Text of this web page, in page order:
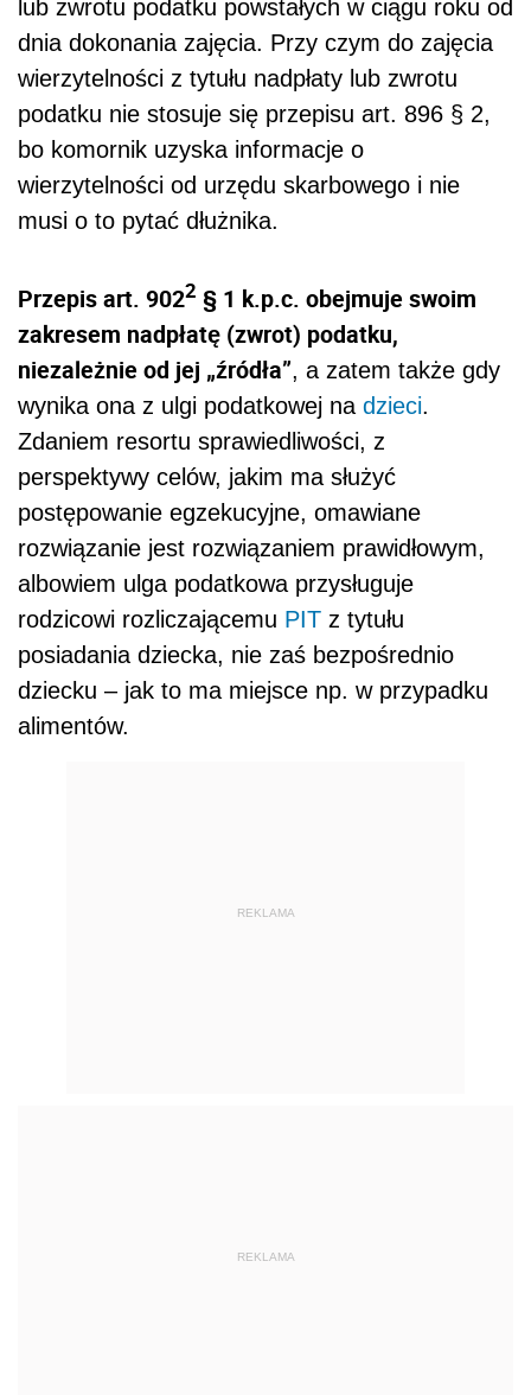
lub zwrotu podatku powstałych w ciągu roku od
dnia dokonania zajęcia. Przy czym do zajęcia
wierzytelności z tytułu nadpłaty lub zwrotu
podatku nie stosuje się przepisu art. 896 § 2,
bo komornik uzyska informacje o
wierzytelności od urzędu skarbowego i nie
musi o to pytać dłużnika.
Przepis art. 9022 § 1 k.p.c. obejmuje swoim
zakresem nadpłatę (zwrot) podatku,
niezależnie od jej „źródła”, a zatem także gdy
wynika ona z ulgi podatkowej na dzieci.
Zdaniem resortu sprawiedliwości, z
perspektywy celów, jakim ma służyć
postępowanie egzekucyjne, omawiane
rozwiązanie jest rozwiązaniem prawidłowym,
albowiem ulga podatkowa przysługuje
rodzicowi rozliczającemu PIT z tytułu
posiadania dziecka, nie zaś bezpośrednio
dziecku – jak to ma miejsce np. w przypadku
alimentów.
REKLAMA
REKLAMA